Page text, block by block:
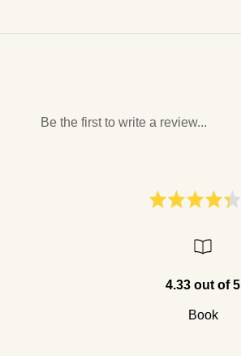
Be the first to write a review...
4.33 out of 5
Book